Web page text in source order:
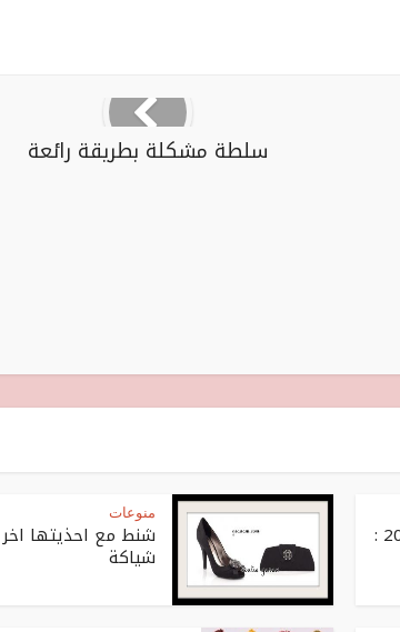
سلطة مشكلة بطريقة رائعة
شهيوات عيد الاضحى 2019 :
منوعات
شنط مع احذيتها اخر
شياكة